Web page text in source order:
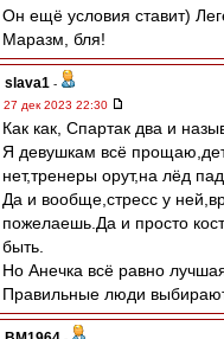
Он ещё условия ставит)
Маразм, бля!
slava1 -
27 дек 2023 22:30
Как как, Спартак два и
Я девушкам всё
нет,тренеры орут,на лёд
Да и вообще,стресс у
пожелаешь.Да и просто
быть.
Но Анечка всё равно
Правильные люди